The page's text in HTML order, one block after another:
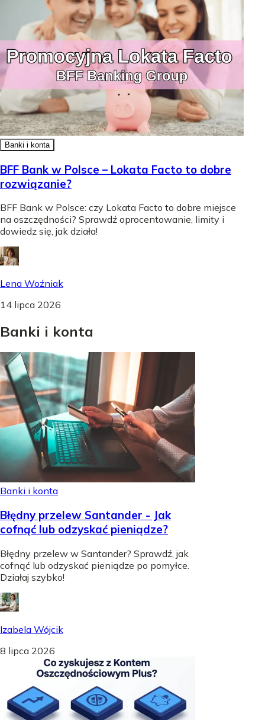
Banki i konta
BFF Bank w Polsce – Lokata Facto to dobre
rozwiązanie?
BFF Bank w Polsce: czy Lokata Facto to dobre miejsce
na oszczędności? Sprawdź oprocentowanie, limity i
dowiedz się, jak działa!
Lena Woźniak
14 lipca 2026
Banki i konta
Banki i konta
Błędny przelew Santander - Jak
cofnąć lub odzyskać pieniądze?
Błędny przelew w Santander? Sprawdź, jak
cofnąć lub odzyskać pieniądze po pomyłce.
Działaj szybko!
Izabela Wójcik
8 lipca 2026